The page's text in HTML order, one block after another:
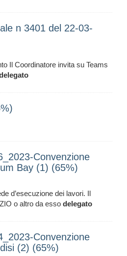
n 3401 del 22-03-
Il Coordinatore invita su Teams
Convenzione
Bay (1) (65%)
d’esecuzione dei lavori. Il
o altro da esso delegato
Convenzione
(2) (65%)